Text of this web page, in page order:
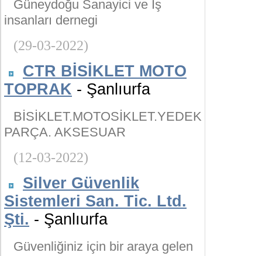
Güneydoğu Sanayici ve İş
insanları dernegi
(29-03-2022)
CTR BİSİKLET MOTO
TOPRAK - Şanlıurfa
BİSİKLET.MOTOSİKLET.YEDEK
PARÇA. AKSESUAR
(12-03-2022)
Silver Güvenlik
Sistemleri San. Tic. Ltd.
Şti. - Şanlıurfa
Güvenliğiniz için bir araya gelen